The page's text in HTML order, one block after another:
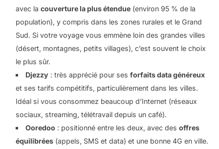
avec lacouverture la plus étendue (environ 95 % de la
population), y compris dans les zones rurales et le Grand
Sud. Si votre voyage vous emmène loin des grandes villes
(désert, montagnes, petits villages), c’est souvent le choix
le plus sûr.
Djezzy : très apprécié pour sesforfaits data généreux
et ses tarifs compétitifs, particulièrement dans les villes.
Idéal si vous consommez beaucoup d’Internet (réseaux
sociaux, streaming, télétravail depuis un café).
Ooredoo : positionné entre les deux, avec desoffres
équilibrées (appels, SMS et data) et une bonne 4G en ville.